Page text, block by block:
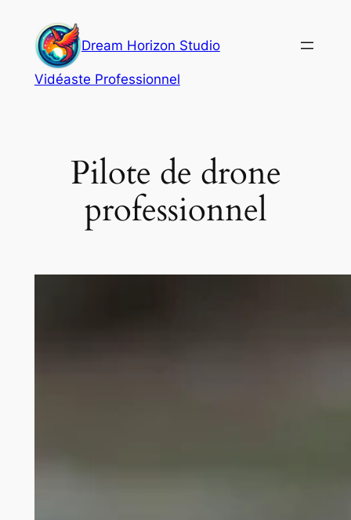
contenu
Dream Horizon Studio
Vidéaste Professionnel
Pilote de drone
professionnel